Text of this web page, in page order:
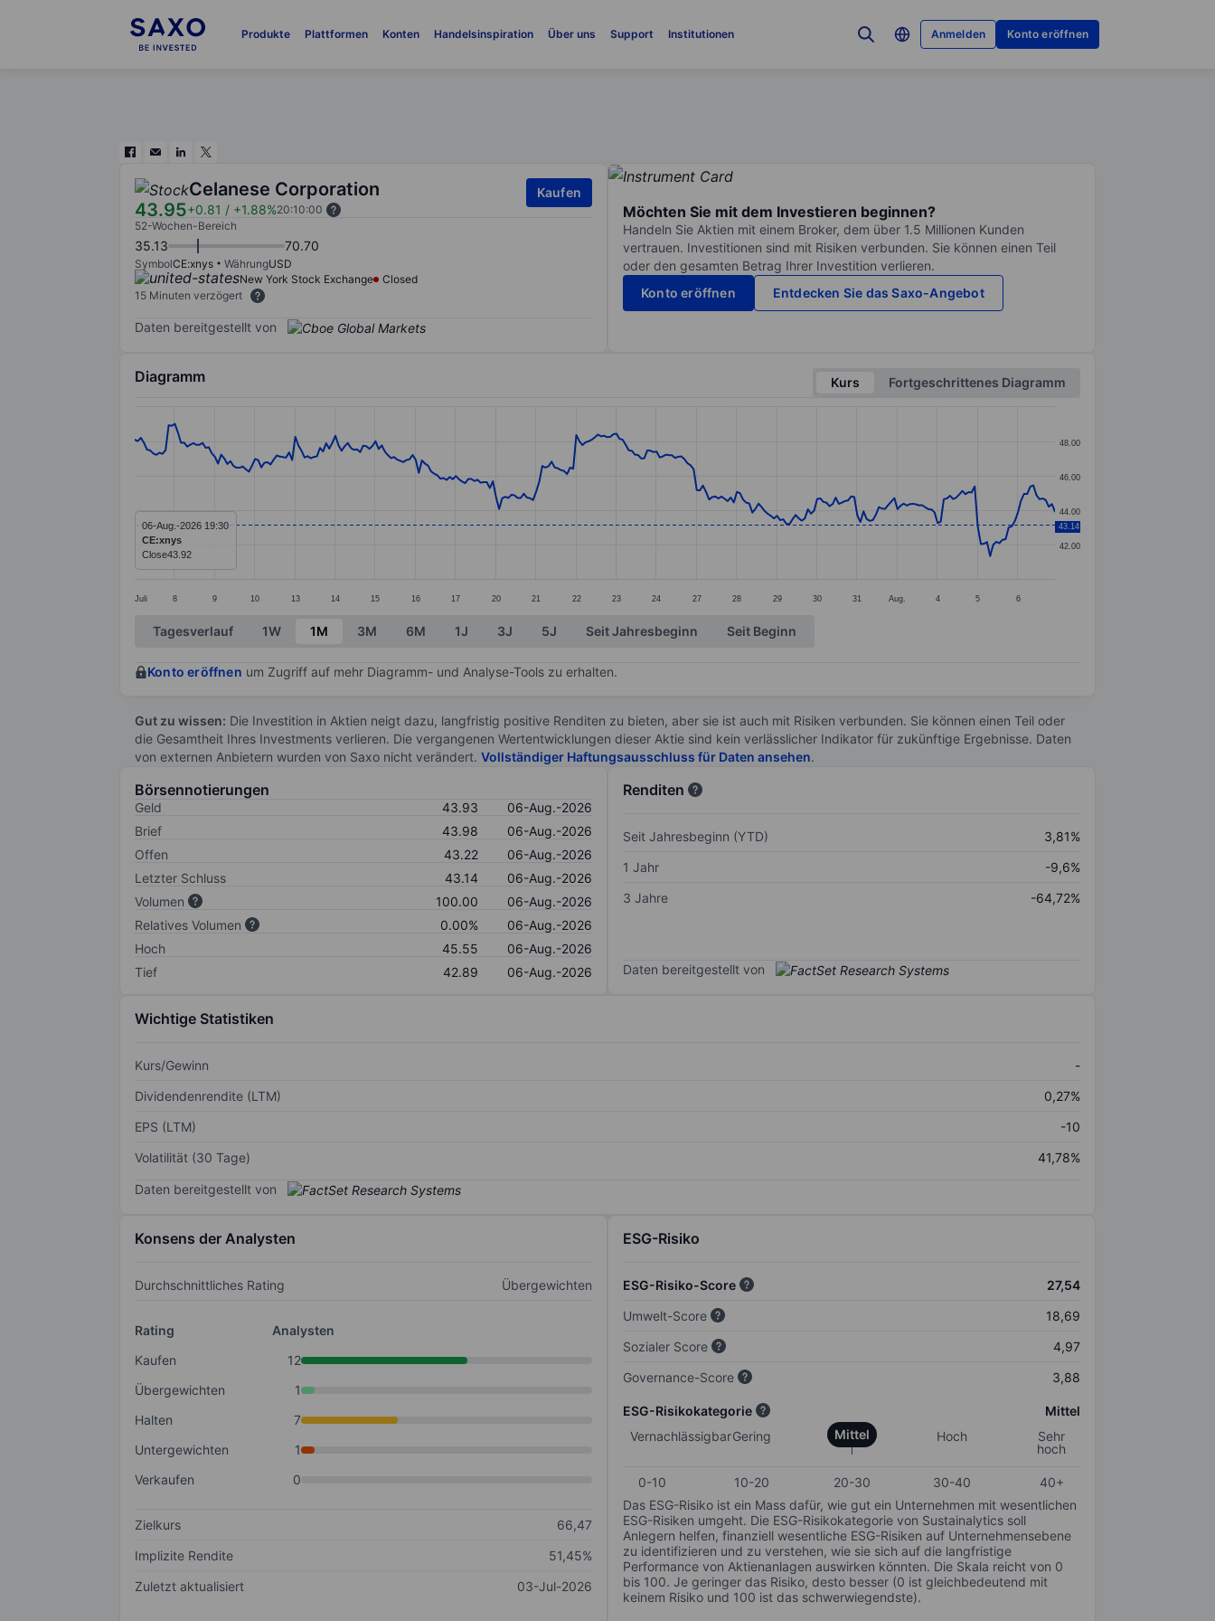
Produkte Plattformen Konten Handelsinspiration Über uns Support Institutionen Anmelden Konto eröffnen
Celanese Corporation
43.95+0.81 / +1.88%20:10:00
Kaufen
52-Wochen-Bereich
35.13 70.70
SymbolCE:xnys WährungUSD
New York Stock Exchange
Closed
15 Minuten verzögert
Daten bereitgestellt von
Möchten Sie mit dem Investieren beginnen?
Handeln Sie Aktien mit einem Broker, dem über 1.5 Millionen Kunden
vertrauen. Investitionen sind mit Risiken verbunden. Sie können einen Teil
oder den gesamten Betrag Ihrer Investition verlieren.
Konto eröffnen
Entdecken Sie das Saxo-Angebot
Diagramm Kurs
Fortgeschrittenes Diagramm
Line chart with 299 data points.
The chart has 1 X axis displaying categories.
The chart has 1 Y axis displaying values. Data ranges from 41.33 to 49.02.
Juli 8 9 10 13 14 15 16 17 20 21 22 23 24 27 28 29 30 31 Aug. 4 5 6
42.00
44.00
46.00
48.00
43.14
06-Aug.-2026 19:30
CE:xnys
Close43.92
End of interactive chart.
Tagesverlauf 1W 1M 3M 6M 1J 3J 5J Seit Jahresbeginn Seit Beginn
Konto eröffnen um Zugriff auf mehr Diagramm- und Analyse-Tools zu erhalten.
Gut zu wissen: Die Investition in Aktien neigt dazu, langfristig positive Renditen zu bieten, aber sie ist auch mit Risiken verbunden. Sie können einen Teil oder
die Gesamtheit Ihres Investments verlieren. Die vergangenen Wertentwicklungen dieser Aktie sind kein verlässlicher Indikator für zukünftige Ergebnisse. Daten
von externen Anbietern wurden von Saxo nicht verändert. Vollständiger Haftungsausschluss für Daten ansehen.
Börsennotierungen
Geld 43.93
06-Aug.-2026
Brief
43.98
06-Aug.-2026
Offen
43.22
06-Aug.-2026
Letzter Schluss
43.14
06-Aug.-2026
Volumen
100.00
06-Aug.-2026
Relatives Volumen
0.00%
06-Aug.-2026
Hoch
45.55
06-Aug.-2026
Tief
42.89 06-Aug.-2026
Renditen
Seit Jahresbeginn (YTD)
3,81%
1 Jahr
-9,6%
3 Jahre
-64,72%
Daten bereitgestellt von
Wichtige Statistiken
Kurs/Gewinn
-
Dividendenrendite (LTM)
0,27%
EPS (LTM)
-10
Volatilität (30 Tage)
41,78%
Daten bereitgestellt von
Konsens der Analysten
Durchschnittliches Rating Übergewichten
Rating
Analysten
Kaufen
12
Übergewichten
1
Halten
7
Untergewichten
1
Verkaufen
0
Zielkurs
66,47
Implizite Rendite
51,45%
Zuletzt aktualisiert
03-Jul-2026
ESG-Risiko
ESG-Risiko-Score
27,54
Umwelt-Score
18,69
Sozialer Score
4,97
Governance-Score
3,88
ESG-Risikokategorie
Mittel
VernachlässigbarGering Mittel Hoch
Sehr
hoch
0-10 10-20 20-30 30-40
40+
Das ESG-Risiko ist ein Mass dafür, wie gut ein Unternehmen mit wesentlichen
ESG-Risiken umgeht. Die ESG-Risikokategorie von Sustainalytics soll
Anlegern helfen, finanziell wesentliche ESG-Risiken auf Unternehmensebene
zu identifizieren und zu verstehen, wie sie sich auf die langfristige
Performance von Aktienanlagen auswirken könnten. Die Skala reicht von 0
bis 100. Je geringer das Risiko, desto besser (0 ist gleichbedeutend mit
keinem Risiko und 100 ist das schwerwiegendste).